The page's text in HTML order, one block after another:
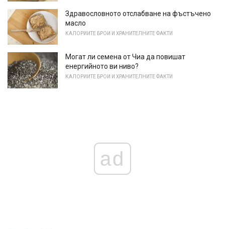
Здравословното отслабване на фъстъчено
масло
КАЛОРИИТЕ БРОИ И ХРАНИТЕЛНИТЕ ФАКТИ
Могат ли семена от Чиа да повишат
енергийното ви ниво?
КАЛОРИИТЕ БРОИ И ХРАНИТЕЛНИТЕ ФАКТИ
ad